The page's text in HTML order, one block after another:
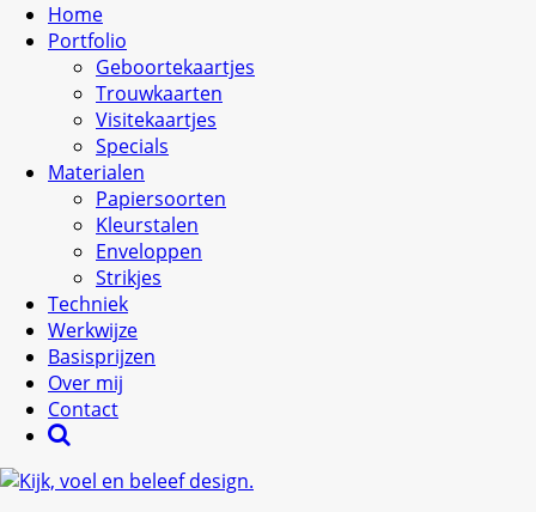
Home
Portfolio
Geboortekaartjes
Trouwkaarten
Visitekaartjes
Specials
Materialen
Papiersoorten
Kleurstalen
Enveloppen
Strikjes
Techniek
Werkwijze
Basisprijzen
Over mij
Contact